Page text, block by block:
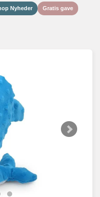
Nyheder Gratis gave